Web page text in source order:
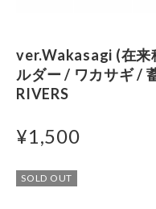
ver.Wakasagi (在来
ルダー / ワカサギ /
RIVERS
¥1,500
SOLD OUT